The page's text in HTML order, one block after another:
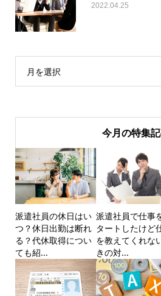
2022.04.25
月を選択
今月の特集
派遣社員の休日はい
つ？休日出勤は断れ
る？代休取得につい
ても紹...
派遣社員で仕事
タートしたけど
を教えてくれな
きの対...